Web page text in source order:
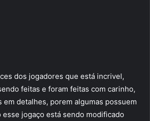
dos jogadores que está incrivel,
feitas e foram feitas com carinho,
em detalhes, porem algumas possuem
esse jogaço está sendo modificado